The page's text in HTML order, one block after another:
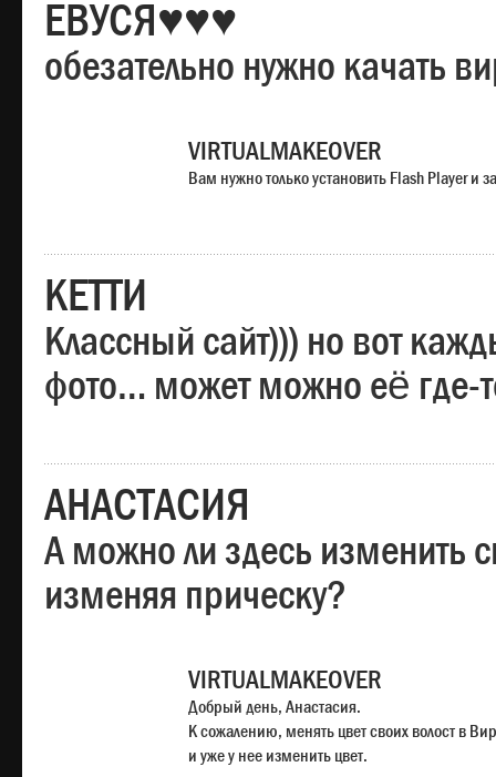
ЕВУСЯ♥♥♥
обезательно нужно качать
VIRTUALMAKEOVER
Вам нужно только установить Flash Player и
КЕТТИ
Классный сайт))) но вот
фото… может можно её где-
АНАСТАСИЯ
А можно ли здесь изменить
изменяя прическу?
VIRTUALMAKEOVER
Добрый день, Анастасия.
К сожалению, менять цвет своих волост в
и уже у нее изменить цвет.